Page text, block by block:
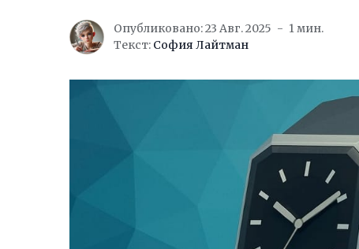
Опубликовано: 23 Авг. 2025
1 мин.
Текст: София Лайтман